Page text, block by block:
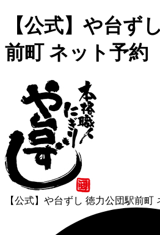
【公式】や台ず
前町 ネット予約
【公式】や台ずし 徳力公団駅前町